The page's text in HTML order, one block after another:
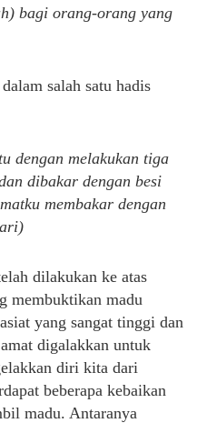
bagi orang-orang yang
salah satu hadis
dengan melakukan tiga
dibakar dengan besi
membakar dengan
dilakukan ke atas
membuktikan madu
yang sangat tinggi dan
digalakkan untuk
diri kita dari
beberapa kebaikan
madu. Antaranya